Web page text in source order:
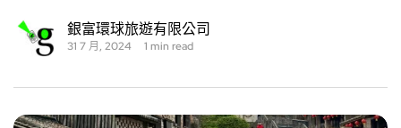
銀富環球旅遊有限公司
31 7 月, 2024 1 min read